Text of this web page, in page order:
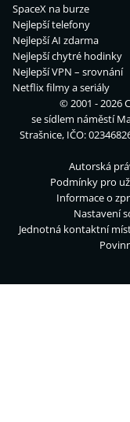
SpaceX na burze
Nejlepší telefony
Nejlepší AI zdarma
Nejlepší chytré hodinky
Nejlepší VPN – srovnání
Netflix filmy a seriály
© 2001 - 2026
se sídlem náměstí
Strašnice, IČO:
Autorská
Podmínky pro
Informace o
Nastavení
Jednotná kontaktní